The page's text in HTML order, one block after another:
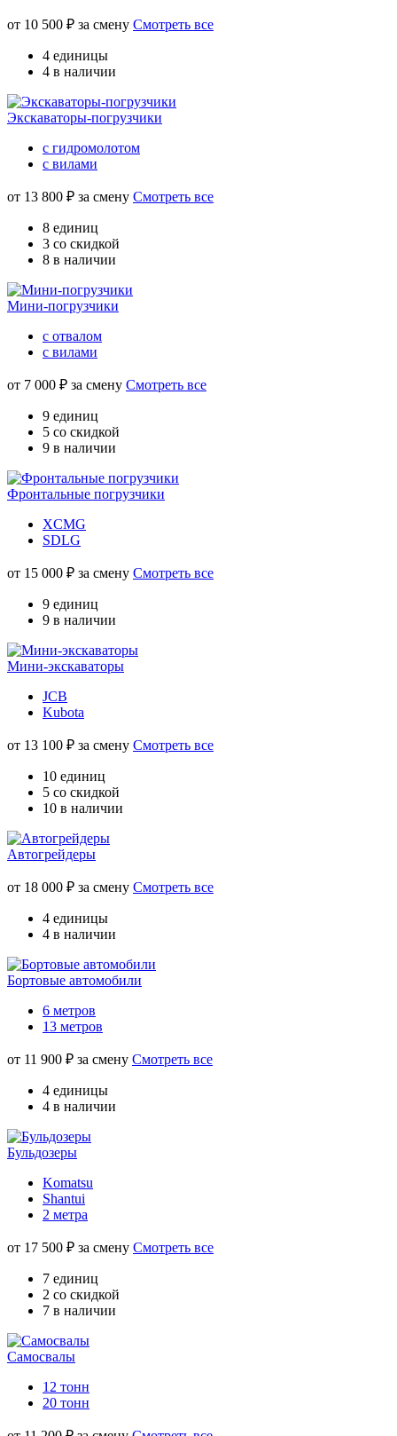
от 10 500 ₽ за смену Смотреть все
4 единицы
4 в наличии
Экскаваторы-погрузчики
с гидромолотом
с вилами
от 13 800 ₽ за смену Смотреть все
8 единиц
3 со скидкой
8 в наличии
Мини-погрузчики
с отвалом
с вилами
от 7 000 ₽ за смену Смотреть все
9 единиц
5 со скидкой
9 в наличии
Фронтальные погрузчики
XCMG
SDLG
от 15 000 ₽ за смену Смотреть все
9 единиц
9 в наличии
Мини-экскаваторы
JCB
Kubota
от 13 100 ₽ за смену Смотреть все
10 единиц
5 со скидкой
10 в наличии
Автогрейдеры
от 18 000 ₽ за смену Смотреть все
4 единицы
4 в наличии
Бортовые автомобили
6 метров
13 метров
от 11 900 ₽ за смену Смотреть все
4 единицы
4 в наличии
Бульдозеры
Komatsu
Shantui
2 метра
от 17 500 ₽ за смену Смотреть все
7 единиц
2 со скидкой
7 в наличии
Самосвалы
12 тонн
20 тонн